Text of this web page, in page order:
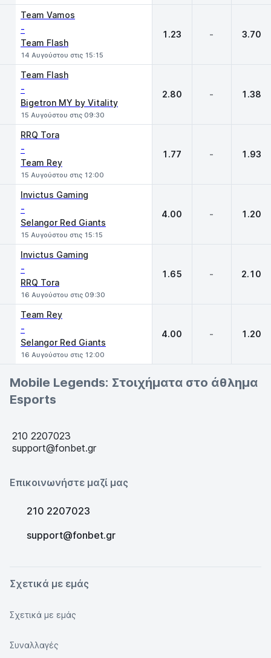
Team Vamos
-
Team Flash
14 Αυγούστου στις 15:15
1.23 - 3.70
Team Flash
-
Bigetron MY by Vitality
15 Αυγούστου στις 09:30
2.80 - 1.38
RRQ Tora
-
Team Rey
15 Αυγούστου στις 12:00
1.77 - 1.93
Invictus Gaming
-
Selangor Red Giants
15 Αυγούστου στις 15:15
4.00 - 1.20
Invictus Gaming
-
RRQ Tora
16 Αυγούστου στις 09:30
1.65 - 2.10
Team Rey
-
Selangor Red Giants
16 Αυγούστου στις 12:00
4.00 - 1.20
Mobile Legends: Στοιχήματα στο άθλημα
Esports
210 2207023
support@fonbet.gr
Επικοινωνήστε μαζί μας
210 2207023
support@fonbet.gr
Σχετικά με εμάς
Σχετικά με εμάς
Συναλλαγές